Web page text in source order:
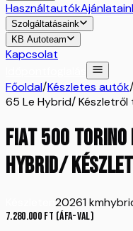
Használtautók
Szolgáltatásaink
KB Autoteam
Kapcsolat
Főoldal/Készletes autók/
65 Le Hybrid/
FIAT 500 Torino
Hybrid/
20261 km
7.280.000Ft (ÁFA-val)